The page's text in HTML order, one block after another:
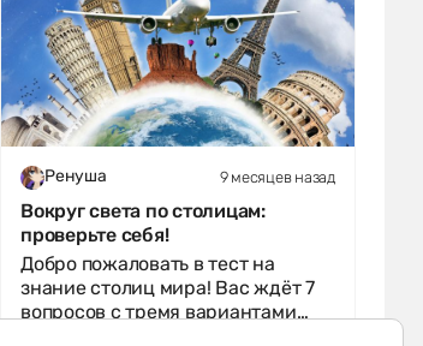
Ренуша 9 месяцев назад
Вокруг света по столицам:
проверьте себя!
Добро пожаловать в тест на
знание столиц мира! Вас ждёт 7
вопросов с тремя вариантами